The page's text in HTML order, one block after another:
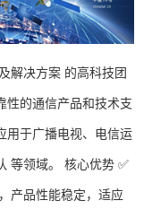
解决方案 的高科技团
性的通信产品和技术支
用于广播电视、电信运
等领域。 核心优势 ✅
产品性能稳定，适应